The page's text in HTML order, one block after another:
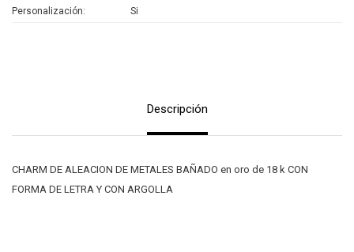
Personalización Si
Descripción
CHARM DE ALEACION DE METALES BAÑADO en oro de 18 k CON
FORMA DE LETRA Y CON ARGOLLA